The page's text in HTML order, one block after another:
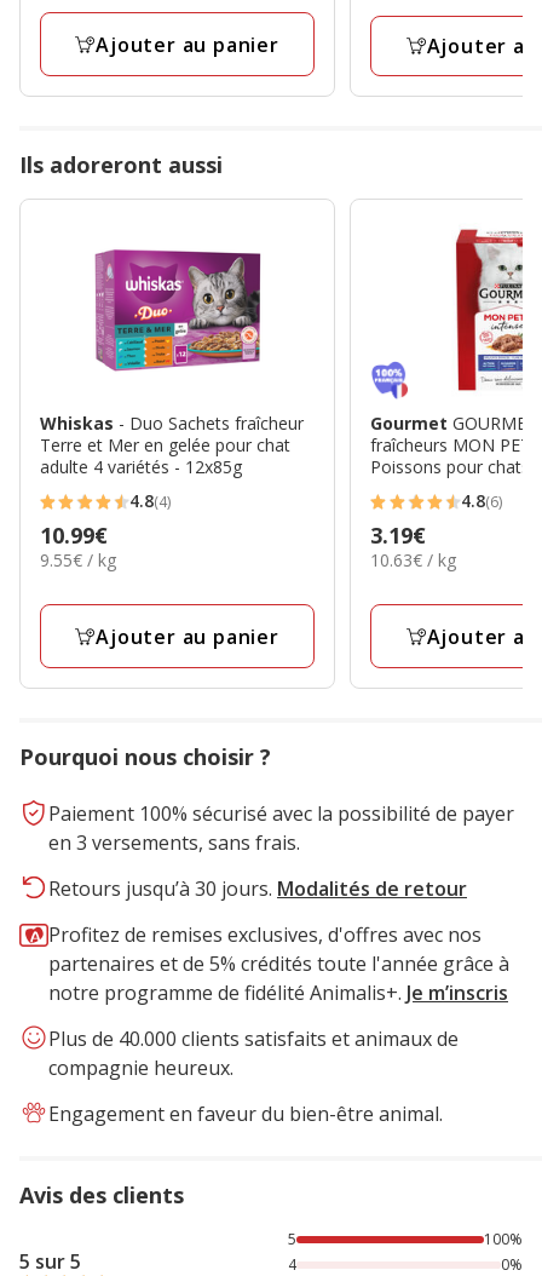
3
Kg
Ajouter au panier
avis
à
47.49€Ajouter
Ils adoreront aussi
Whiskas - Duo Sachets fraîcheur
Terre et Mer en gelée pour chat
adulte 4 variétés - 12x85g
4.8
étoiles
avec
4
4.8(4)
Prix
10.99€
10.99€
9.55€
Kg
9.55€ / kg
Ajouter au panier
Gourmet
fraîcheurs MON
Poissons pour chats
6x50g
4.8
étoiles
avec
6
4.8(6)
Prix
3.19€
3.19€
10.63€
Kg
10.63€ / kg
Ajouter
Pourquoi nous choisir ?
Paiement 100% sécurisé avec la possibilité de payer
en 3 versements, sans frais.
Retours jusqu’à 30 jours. Modalités de retour
Profitez de remises exclusives, d'offres avec nos
partenaires et de 5% crédités toute l'année grâce à
notre programme de fidélité Animalis+. Je m’inscris
Plus de 40.000 clients satisfaits et animaux de
compagnie heureux.
Engagement en faveur du bien-être animal.
Avis des clients
5 sur 5
100% des personnes lont noté avec {1} étoiles,
5
100%
4
0%